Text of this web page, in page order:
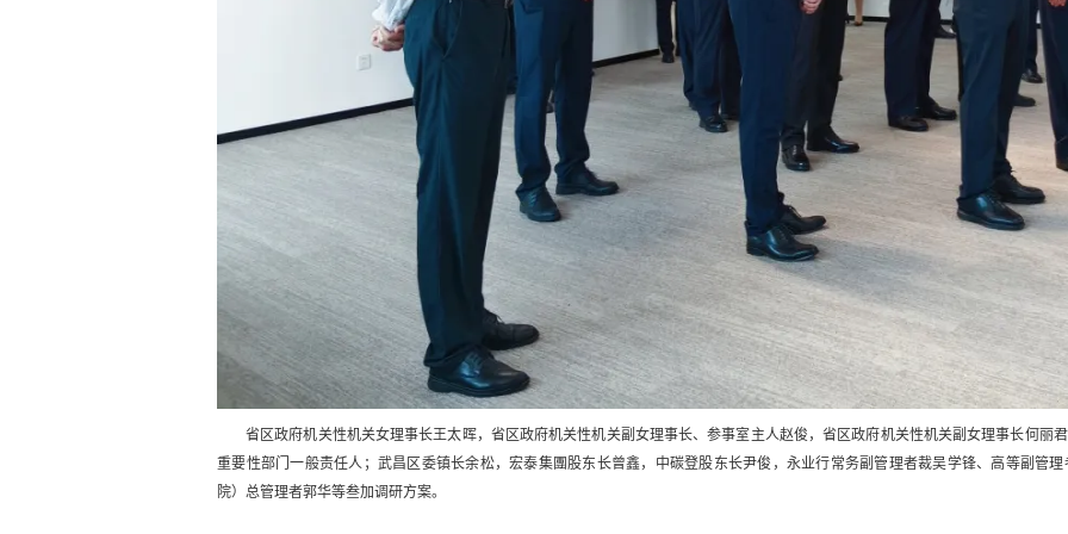
省区政府机关性机关女理事长王太晖，省区政府机关性机关副女理事长、参事室主人赵俊，省区政府机关性机关副女理事长何丽
重要性部门一般责任人；武昌区委镇长余松，宏泰集團股东长曾鑫，中碳登股东长尹俊，永业行常务副管理者裁吴学锋、高等副管
院）总管理者郭华等叁加调研方案。